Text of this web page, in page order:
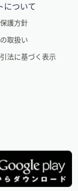
について
護方針
取扱い
法に基づく表示